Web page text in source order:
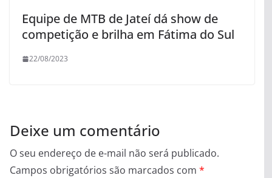
Equipe de MTB de Jateí dá show de
competição e brilha em Fátima do Sul
22/08/2023
Deixe um comentário
O seu endereço de e-mail não será publicado.
Campos obrigatórios são marcados com *